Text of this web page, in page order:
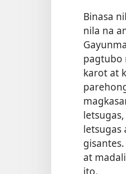
Binasa
nila na
pagtubo
karot at
letsugas
at
ito.